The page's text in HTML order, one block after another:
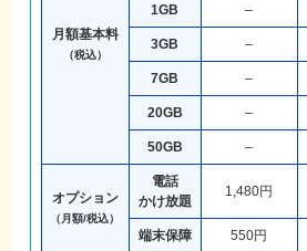
月額基本料
（税込）
1GB –
3GB –
7GB –
20GB –
50GB –
オプション
（月額/税込）
電話
かけ放題
1,480円
端末保障 550円